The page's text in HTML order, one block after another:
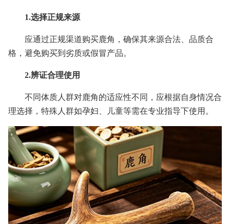
1.选择正规来源
应通过正规渠道购买鹿角，确保其来源合法、品质合
格，避免购买到劣质或假冒产品。
2.辨证合理使用
不同体质人群对鹿角的适应性不同，应根据自身情况合
理选择，特殊人群如孕妇、儿童等需在专业指导下使用。